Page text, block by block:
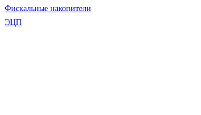
Фискальные накопители
ЭЦП